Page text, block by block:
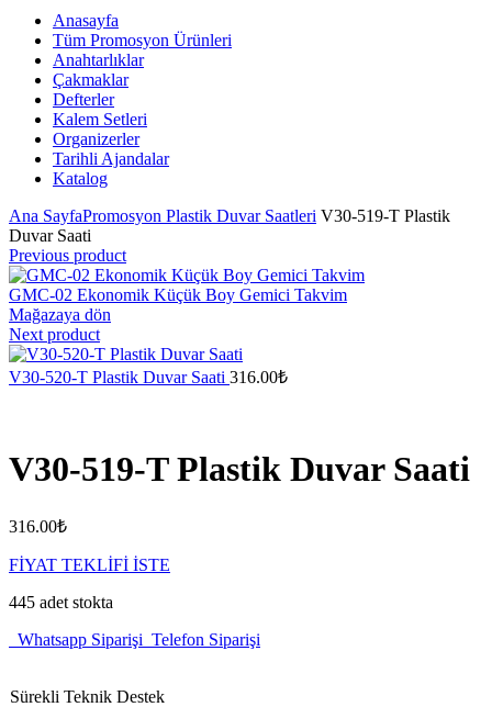
Promosyon Şapka
Promosyon Sekreter Bloknotlar
Promosyon Seramik ve Porselen Ürünler
Promosyon Speakerlar
Promosyon Tarihli Ajandalar
Promosyon Teknoloji Ürünleri
Promosyon Telefon Standları
Promosyon Termoslar
Promosyon Tişörtler
Anasayfa
Tüm Promosyon Ürünleri
Anahtarlıklar
Çakmaklar
Defterler
Kalem Setleri
Organizerler
Tarihli Ajandalar
Katalog
Ana SayfaPromosyon Plastik Duvar Saatleri V30-519-T Plastik
Duvar Saati
Previous product
GMC-02 Ekonomik Küçük Boy Gemici Takvim
Mağazaya dön
Next product
V30-520-T Plastik Duvar Saati 316.00₺
V30-519-T Plastik Duvar Saati
316.00₺
FİYAT TEKLİFİ İSTE
445 adet stokta
Whatsapp Siparişi Telefon Siparişi
Sürekli Teknik Destek